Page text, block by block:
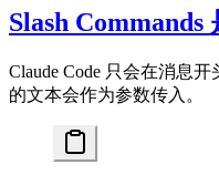
Slash Commands
Claude Code 只会在消息开
的文本会作为参数传入。